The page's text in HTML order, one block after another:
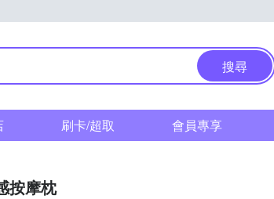
搜尋
刷卡/超取 會員專享
按摩枕